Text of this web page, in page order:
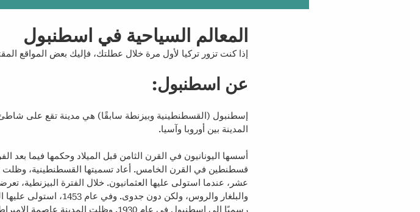
المعالم السياحية في اسطنبول
إذا كنت تزور تركيا لأول مرة خلال عطلتك، فإليك بعض المواقع
عن اسطنبول:
إسطنبول (القسطنطينية وبيزنطة سابقًا) هي مدينة تقع على
المدينة بين أوروبا وآسيا.
أسسها اليونانيون في القرن الثامن قبل الميلاد وحكمها فيما بعد
قسطنطين في القرن الخامس. أعاد تسميتها القسطنطينية، وظلت
عشر، عندما استولى عليها العثمانيون. خلال الفترة البيزنطية،
والبلغار والروس، ولكن دون